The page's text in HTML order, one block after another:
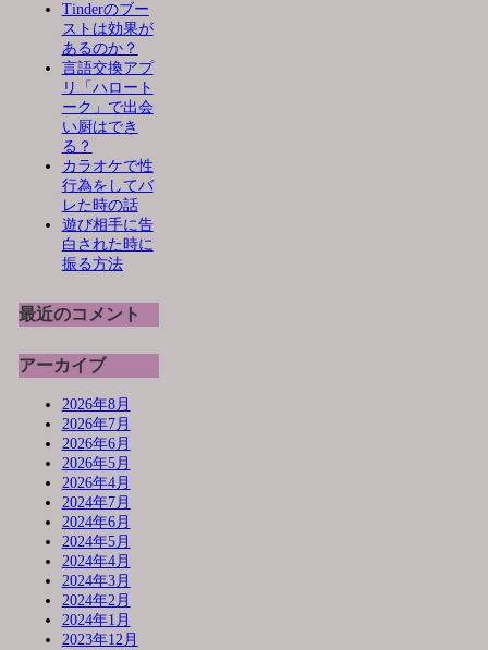
Tinderのブー
ストは効果が
あるのか？
言語交換アプ
リ「ハロート
ーク」で出会
い厨はでき
る？
カラオケで性
行為をしてバ
レた時の話
遊び相手に告
白された時に
振る方法
最近のコメント
アーカイブ
2026年8月
2026年7月
2026年6月
2026年5月
2026年4月
2024年7月
2024年6月
2024年5月
2024年4月
2024年3月
2024年2月
2024年1月
2023年12月